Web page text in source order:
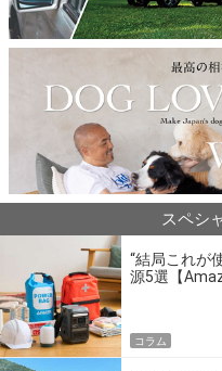
スペシ
“結局これが
源5選【
コラム